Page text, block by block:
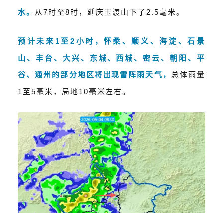
水。
从7时至8时，延庆玉渡山下了2.5毫米。
预计未来1至2小时，怀柔、顺义、海淀、石景
山、丰台、大兴、东城、西城、密云、朝阳、平
谷、通州的部分地区将出现雷阵雨天气， 总体雨量
1至5毫米，局地10毫米左右。